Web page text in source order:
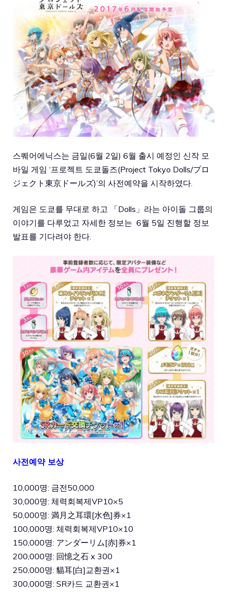
스퀘어에닉스는 금일(6월 2일) 6월 출시 예정인 신작 모
바일 게임 ‘프로젝트 도쿄돌즈(Project Tokyo Dolls/プロ
ジェクト東京ドールズ)’의 사전예약을 시작하였다.
게임은 도쿄를 무대로 하고 「Dolls」라는 아이돌 그룹의
이야기를 다루었고 자세한 정보는 6월 5일 진행할 정보
발표를 기다려야 한다.
사전예약 보상
10,000명: 금전50,000
30,000명: 체력회복제VP10×5
50,000명: 満月之耳環[水色]券×1
100,000명: 체력회복제VP10×10
150,000명: アンダーリム[赤]券×1
200,000명: 回憶之石 x 300
250,000명: 貓耳[白]교환권×1
300,000명: SR카드 교환권×1